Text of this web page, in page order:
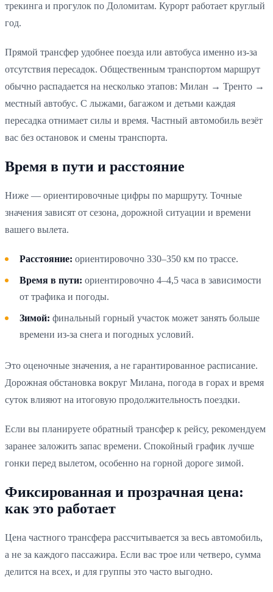
трекинга и прогулок по Доломитам. Курорт работает круглый
год.
Прямой трансфер удобнее поезда или автобуса именно из-за
отсутствия пересадок. Общественным транспортом маршрут
обычно распадается на несколько этапов: Милан → Тренто →
местный автобус. С лыжами, багажом и детьми каждая
пересадка отнимает силы и время. Частный автомобиль везёт
вас без остановок и смены транспорта.
Время в пути и расстояние
Ниже — ориентировочные цифры по маршруту. Точные
значения зависят от сезона, дорожной ситуации и времени
вашего вылета.
Расстояние: ориентировочно 330–350 км по трассе.
Время в пути: ориентировочно 4–4,5 часа в зависимости
от трафика и погоды.
Зимой: финальный горный участок может занять больше
времени из-за снега и погодных условий.
Это оценочные значения, а не гарантированное расписание.
Дорожная обстановка вокруг Милана, погода в горах и время
суток влияют на итоговую продолжительность поездки.
Если вы планируете обратный трансфер к рейсу, рекомендуем
заранее заложить запас времени. Спокойный график лучше
гонки перед вылетом, особенно на горной дороге зимой.
Фиксированная и прозрачная цена:
как это работает
Цена частного трансфера рассчитывается за весь автомобиль,
а не за каждого пассажира. Если вас трое или четверо, сумма
делится на всех, и для группы это часто выгодно.